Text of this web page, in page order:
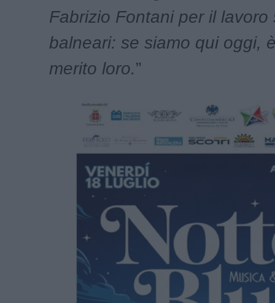
Fabrizio Fontani per il lavoro
balneari: se siamo qui oggi,
merito loro.”